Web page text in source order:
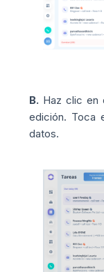
B. Haz clic en
edición. Toca
datos.